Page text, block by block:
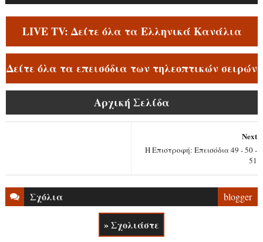
LIVE TV: Δείτε όλα τα Ελληνικά Κανάλια
Δείτε όλα τα επεισόδια των τηλεοπτικών σειρών
Αρχική Σελίδα
Next
Η Επιστροφή: Επεισόδια 49 - 50 -
51
Σχόλια blogger
» Σχολιάστε